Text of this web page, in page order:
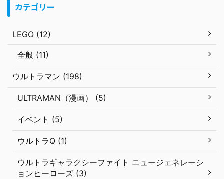
カテゴリー
LEGO (12)
全般 (11)
ウルトラマン (198)
ULTRAMAN（漫画） (5)
イベント (5)
ウルトラQ (1)
ウルトラギャラクシーファイト ニュージェネレーシ
ョンヒーローズ (3)